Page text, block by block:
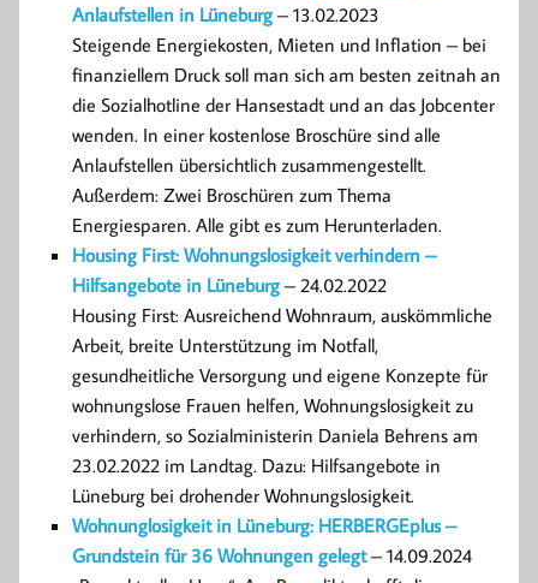
Anlaufstellen in Lüneburg – 13.02.2023
Steigende Energiekosten, Mieten und Inflation – bei
finanziellem Druck soll man sich am besten zeitnah an
die Sozialhotline der Hansestadt und an das Jobcenter
wenden. In einer kostenlose Broschüre sind alle
Anlaufstellen übersichtlich zusammengestellt.
Außerdem: Zwei Broschüren zum Thema
Energiesparen. Alle gibt es zum Herunterladen.
Housing First: Wohnungslosigkeit verhindern –
Hilfsangebote in Lüneburg – 24.02.2022
Housing First: Ausreichend Wohnraum, auskömmliche
Arbeit, breite Unterstützung im Notfall,
gesundheitliche Versorgung und eigene Konzepte für
wohnungslose Frauen helfen, Wohnungslosigkeit zu
verhindern, so Sozialministerin Daniela Behrens am
23.02.2022 im Landtag. Dazu: Hilfsangebote in
Lüneburg bei drohender Wohnungslosigkeit.
Wohnunglosigkeit in Lüneburg: HERBERGEplus –
Grundstein für 36 Wohnungen gelegt – 14.09.2024